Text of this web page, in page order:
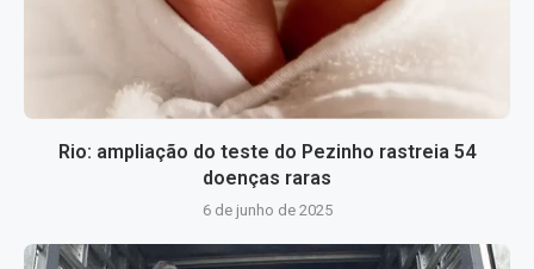
Rio: ampliação do teste do Pezinho rastreia 54
doenças raras
6 de junho de 2025